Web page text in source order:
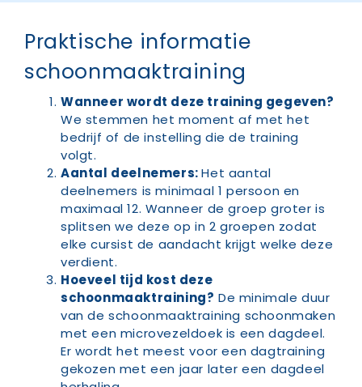
Praktische informatie
schoonmaaktraining
Wanneer wordt deze training gegeven?
We stemmen het moment af met het
bedrijf of de instelling die de training
volgt.
Aantal deelnemers:Het aantal
deelnemers is minimaal 1 persoon en
maximaal 12. Wanneer de groep groter is
splitsen we deze op in 2 groepen zodat
elke cursist de aandacht krijgt welke deze
verdient.
Hoeveel tijd kost deze
schoonmaaktraining? De minimale duur
van de schoonmaaktraining schoonmaken
met een microvezeldoek is een dagdeel.
Er wordt het meest voor een dagtraining
gekozen met een jaar later een dagdeel